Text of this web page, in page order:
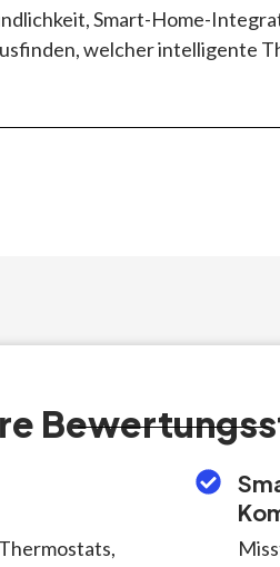
Smart-Home-
welcher intelligente